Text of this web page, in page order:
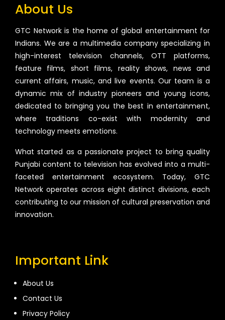
About Us
GTC Network is the home of global entertainment for
Indians. We are a multimedia company specializing in
high-interest television channels, OTT platforms,
feature films, short films, reality shows, news and
current affairs, music, and live events. Our team is a
dynamic mix of industry pioneers and young icons,
dedicated to bringing you the best in entertainment,
where traditions co-exist with modernity and
technology meets emotions.
What started as a passionate project to bring quality
Punjabi content to television has evolved into a multi-
faceted entertainment ecosystem. Today, GTC
Network operates across eight distinct divisions, each
contributing to our mission of cultural preservation and
innovation.
Important Link
About Us
Contact Us
Privacy Policy